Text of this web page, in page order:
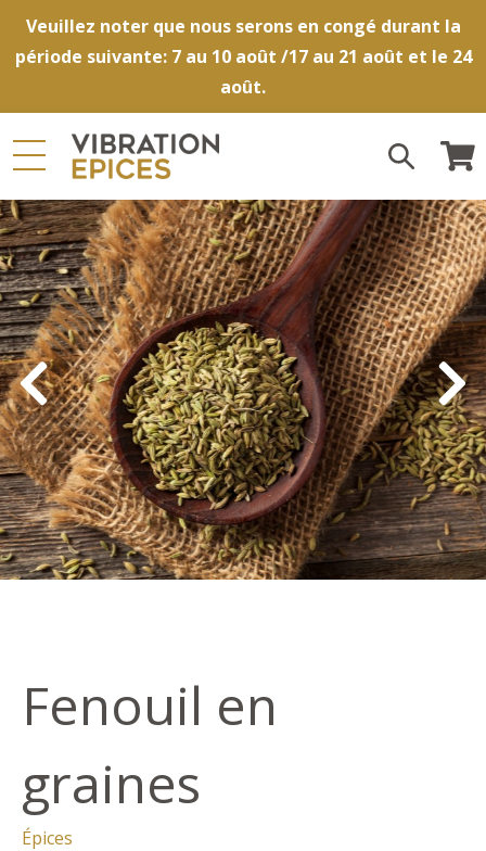
Veuillez noter que nous serons en congé durant la
période suivante: 7 au 10 août /17 au 21 août et le 24
août.
Fenouil en
graines
Épices